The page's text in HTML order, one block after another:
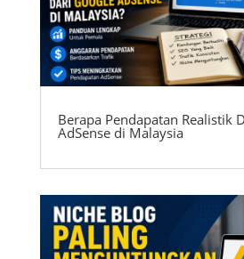
Berapa Pendapatan Realistik
AdSense di Malaysia